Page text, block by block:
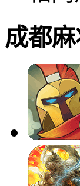
成都